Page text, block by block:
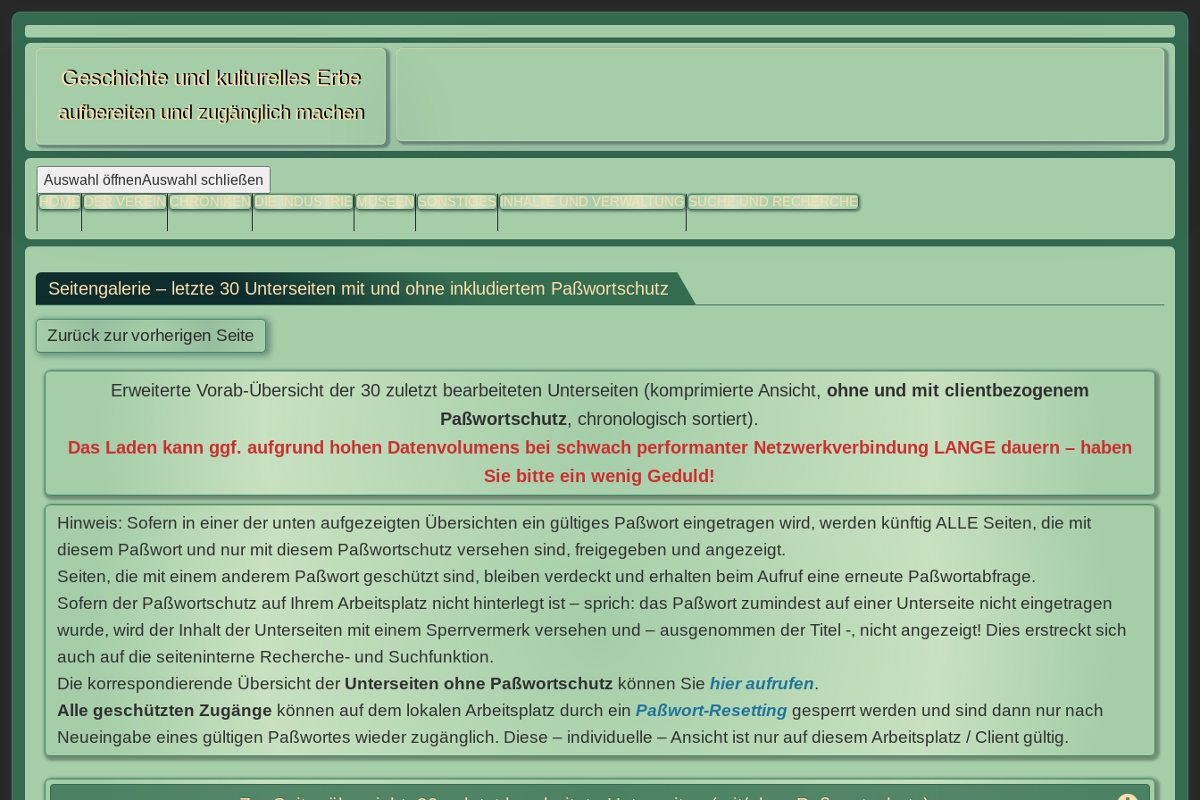
Skip
contentGeschichte und kulturelles Erbe
aufbereiten und zugänglich machen
Auswahl öffnenAuswahl schließen
HOME DER VEREIN CHRONIKEN DIE INDUSTRIE MUSEEN SONSTIGES INHALTE UND VERWALTUNG SUCHE UND RECHERCHE
Seitengalerie – letzte 30 Unterseiten mit und ohne inkludiertem Paßwortschutz
Erweiterte Vorab-Übersicht der 30 zuletzt bearbeiteten Unterseiten (komprimierte Ansicht, ohne und mit clientbezogenem
Paßwortschutz, chronologisch sortiert).
Das Laden kann ggf. aufgrund hohen Datenvolumens bei schwach performanter Netzwerkverbindung LANGE dauern – haben
Sie bitte ein wenig Geduld!
Hinweis: Sofern in einer der unten aufgezeigten Übersichten ein gültiges Paßwort eingetragen wird, werden künftig ALLE Seiten, die mit
diesem Paßwort und nur mit diesem Paßwortschutz versehen sind, freigegeben und angezeigt.
Seiten, die mit einem anderem Paßwort geschützt sind, bleiben verdeckt und erhalten beim Aufruf eine erneute Paßwortabfrage.
Sofern der Paßwortschutz auf Ihrem Arbeitsplatz nicht hinterlegt ist – sprich: das Paßwort zumindest auf einer Unterseite nicht eingetragen
wurde, wird der Inhalt der Unterseiten mit einem Sperrvermerk versehen und – ausgenommen der Titel -, nicht angezeigt! Dies erstreckt sich
auch auf die seiteninterne Recherche- und Suchfunktion.
Die korrespondierende Übersicht der Unterseiten ohne Paßwortschutz können Sie hier aufrufen.
Alle geschützten Zugänge können auf dem lokalen Arbeitsplatz durch ein Paßwort-Resettinggesperrt werden und sind dann nur nach
Neueingabe eines gültigen Paßwortes wieder zugänglich. Diese – individuelle – Ansicht ist nur auf diesem Arbeitsplatz / Client gültig.